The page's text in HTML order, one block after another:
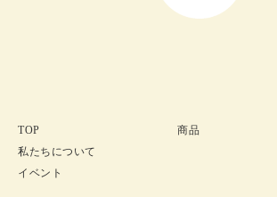
TOP
私たちについて
イベント
商品